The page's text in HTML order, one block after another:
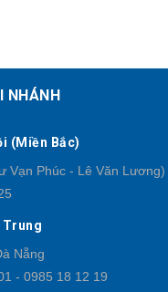
NHÁNH
(Miền Bắc)
Vạn Phúc - Lê Văn Lương)
Trung
Nẵng
- 0985 18 12 19